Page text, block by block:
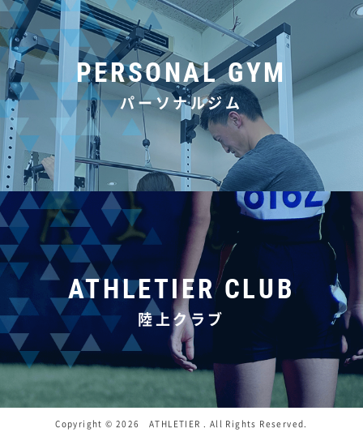
PERSONAL GYM
パーソナルジム
ATHLETIER CLUB
陸上クラブ
Copyright © 2026 ATHLETIER . All Rights Reserved.